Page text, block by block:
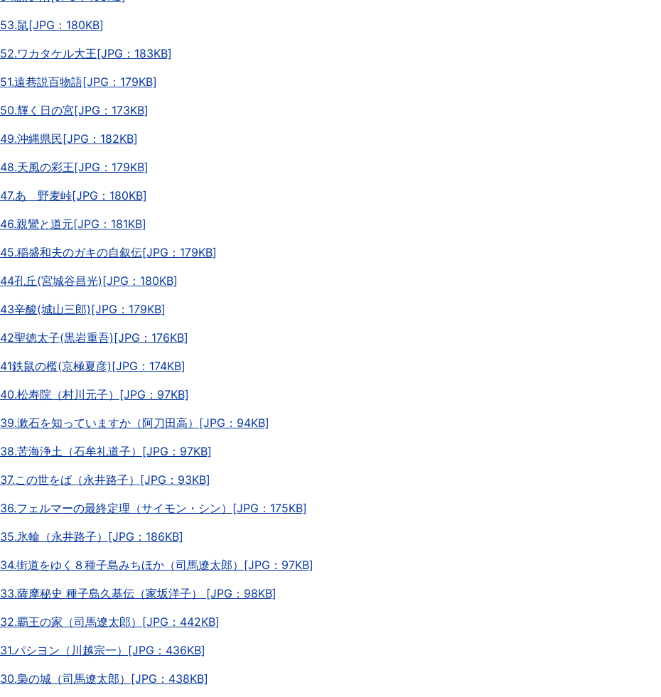
53.鼠[JPG：180KB]
52.ワカタケル大王[JPG：183KB]
51.遠巷説百物語[JPG：179KB]
50.輝く日の宮[JPG：173KB]
49.沖縄県民[JPG：182KB]
48.天風の彩王[JPG：179KB]
47.あゝ野麦峠[JPG：180KB]
46.親鸞と道元[JPG：181KB]
45.稲盛和夫のガキの自叙伝[JPG：179KB]
44孔丘(宮城谷昌光)[JPG：180KB]
43辛酸(城山三郎)[JPG：179KB]
42聖徳太子(黒岩重吾)[JPG：176KB]
41鉄鼠の檻(京極夏彦)[JPG：174KB]
40.松寿院（村川元子）[JPG：97KB]
39.漱石を知っていますか（阿刀田高）[JPG：94KB]
38.苦海浄土（石牟礼道子）[JPG：97KB]
37.この世をば（永井路子）[JPG：93KB]
36.フェルマーの最終定理（サイモン・シン）[JPG：175KB]
35.氷輪（永井路子）[JPG：186KB]
34.街道をゆく８種子島みちほか（司馬遼太郎）[JPG：97KB]
33.薩摩秘史 種子島久基伝（家坂洋子） [JPG：98KB]
32.覇王の家（司馬遼太郎）[JPG：442KB]
31.パシヨン（川越宗一）[JPG：436KB]
30.梟の城（司馬遼太郎）[JPG：438KB]